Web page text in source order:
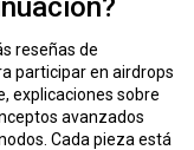
reseñas de
participar en airdrops
explicaciones sobre
avanzados
Cada pieza está